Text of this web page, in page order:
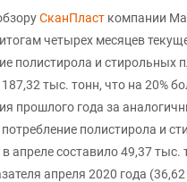
СканПласт компании
четырех месяцев
полистирола и стирольных
тыс. тонн, что на 20%
прошлого года за
полистирола и
апреле составило 49,37 тыс.
апреля 2020 года